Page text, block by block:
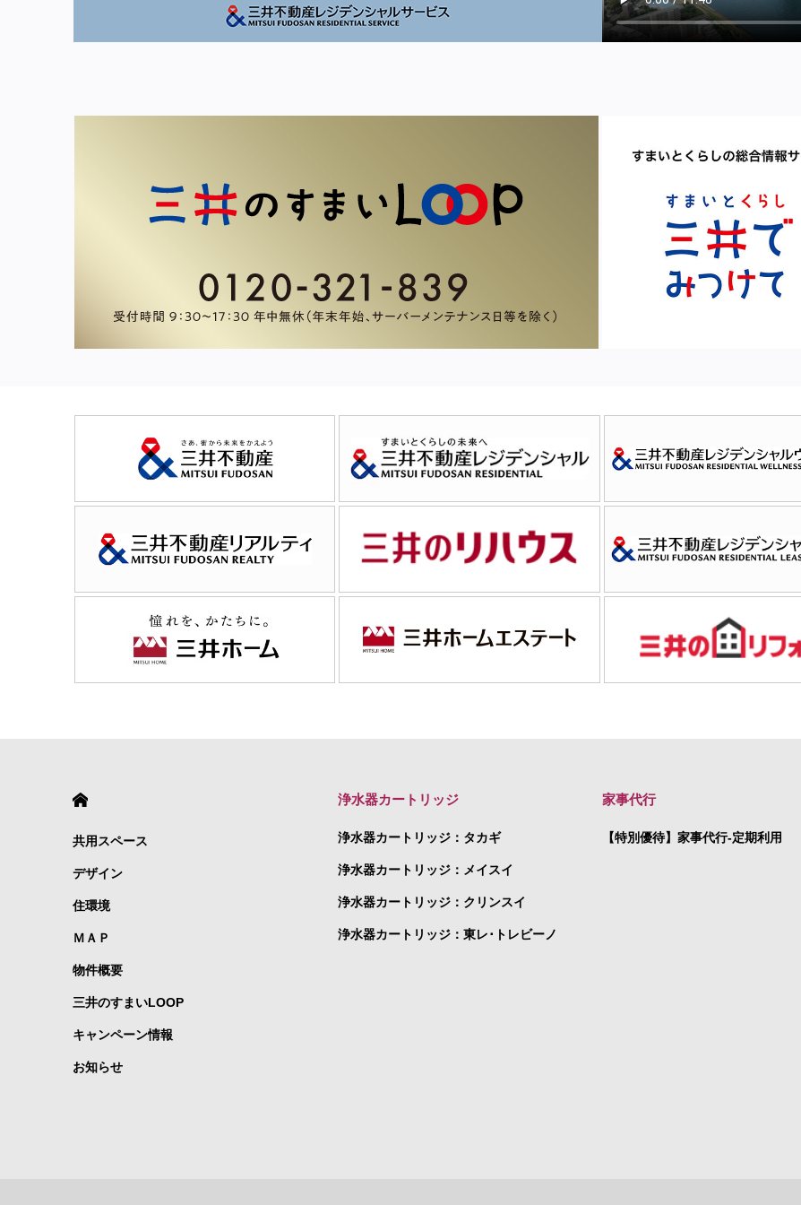
共用スペース
デザイン
住環境
ＭＡＰ
物件概要
三井のすまいLOOP
キャンペーン情報
お知らせ
浄水器カートリッジ
浄水器カートリッジ：タカギ
浄水器カートリッジ：メイスイ
浄水器カートリッジ：クリンスイ
浄水器カートリッジ：東レ･トレビーノ
家事代行
【特別優待】家事代行-定期利用